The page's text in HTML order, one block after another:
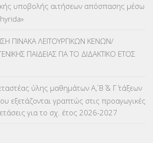
ΒΕΛΤΙΩΣΕΙΣ(319)
(3)
υποβολής αιτήσεων απόσπασης μέσω
ΠΙΝΑΚΑ ΛΕΙΤΟΥΡΓΙΚΩΝ ΚΕΝΩΝ/
ΠΑΙΔΕΙΑΣ ΓΙΑ ΤΟ ΔΙΔΑΚΤΙΚΟ ΕΤΟΣ
ύλης μαθημάτων Α΄, Β΄ & Γ΄ τάξεων
εξετάζονται γραπτώς στις προαγωγικές
για το σχ. έτος 2026-2027